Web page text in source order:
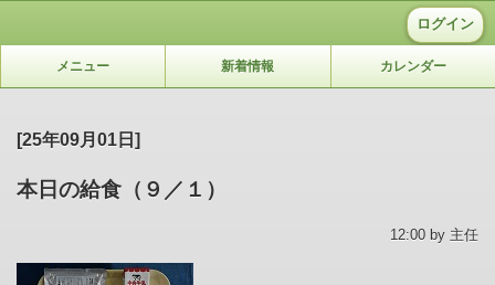
ログイン
メニュー 新着情報 カレンダー
[25年09月01日]
本日の給食（９／１）
12:00 by 主任